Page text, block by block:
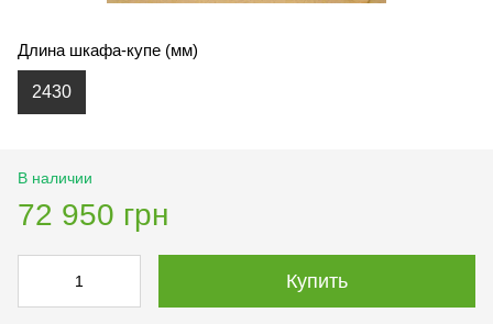
Длина шкафа-купе (мм)
2430
В наличии
72 950 грн
Купить